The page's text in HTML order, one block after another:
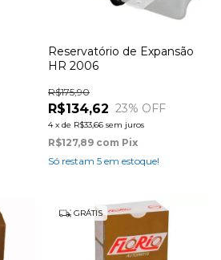
Reservatório de Expansão
HR 2006
R$134,62
R$175,90
23% OFF
4 x de R$33,66 sem juros
R$127,89 com Pix
Só restam 5 em estoque!
GRÁTIS